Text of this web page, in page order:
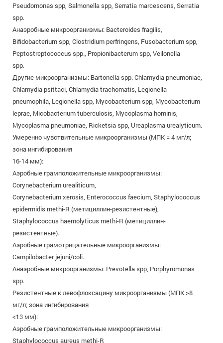
Pseudomonas spp, Salmonella spp, Serratia marcescens, Serratia
spp.
Анаэробные микроорганизмы: Bacteroides fragilis,
Bifidobacterium spp, Clostridium perfringens, Fusobacterium spp,
Peptostreptococcus spp., Propionibacterum spp, Veilonella
spp.
Другие микроорганизмы: Bartonella spp. Chlamydia pneumoniae,
Chlamydia psittaci, Chlamydia trachomatis, Legionella
pneumophila, Legionella spp, Mycobacterium spp, Mycobacterium
leprae, Micobacterium tuberculosis, Mycoplasma hominis,
Mycoplasma pneumoniae, Ricketsia spp, Ureaplasma urealyticum.
Умеренно чувствительные микроорганизмы (МПК = 4 мг/л;
зона ингибирования
16-14 мм):
Аэробные грамположительные микроорганизмы:
Corynebacterium urealiticum,
Corynebacterium xerosis, Enterococcus faecium, Staphylococcus
epidermidis methi-R (метициллин-резистентные),
Staphylococcus haemolyticus methi-R (метициллин-
резистентные).
Аэробные грамотрицательные микроорганизмы:
Campilobacter jejuni/coli.
Анаэробные микроорганизмы: Prevotella spp, Porphyromonas
spp.
Резистентные к левофлоксацину микроорганизмы (МПК >8
мг/л; зона ингибирования
<13 мм):
Аэробные грамположительные микроорганизмы:
Staphylococcus aureus methi-R